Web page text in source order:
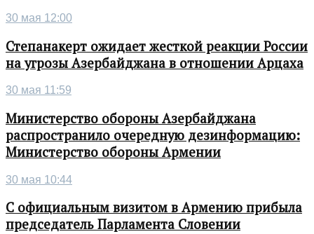
30 мая 12:00
Степанакерт ожидает жесткой реакции России
на угрозы Азербайджана в отношении Арцаха
30 мая 11:59
Министерство обороны Азербайджана
распространило очередную дезинформацию:
Министерство обороны Армении
30 мая 10:44
С официальным визитом в Армению прибыла
председатель Парламента Словении